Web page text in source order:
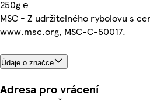
250g ℮
MSC - Z udržitelného rybolovu s
www.msc.org, MSC-C-50017.
Údaje o značce
Adresa pro vrácení